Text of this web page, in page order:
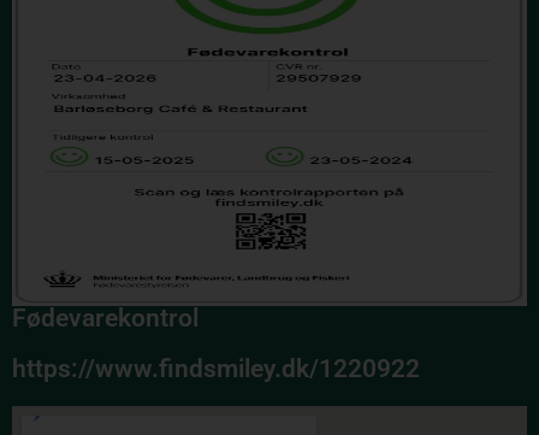
Fødevarekontrol
https://www.findsmiley.dk/1220922